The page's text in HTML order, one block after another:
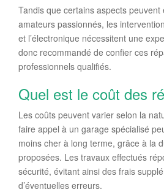
Tandis que certains aspects
amateurs passionnés, les
et l’électronique nécessitent une
donc recommandé de confier ces
professionnels qualifiés.
Quel est le coût des
Les coûts peuvent varier selon la
faire appel à un garage spécialisé
moins cher à long terme, grâce à la
proposées. Les travaux effectués
sécurité, évitant ainsi des frais
d’éventuelles erreurs.